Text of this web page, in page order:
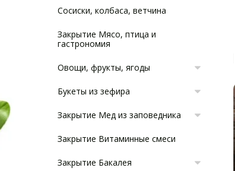
Сосиски, колбаса, ветчина
Закрытие Мясо, птица и
гастрономия
Овощи, фрукты, ягоды
Букеты из зефира
Закрытие Мед из заповедника
Закрытие Витаминные смеси
Закрытие Бакалея